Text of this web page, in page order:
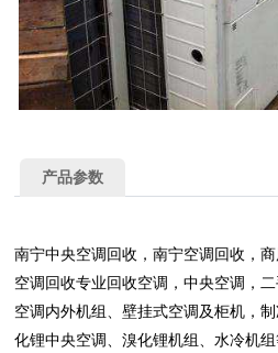
产品参数
南宁中央空调回收，南宁空调回收，
空调回收专业回收空调，中央空调，
空调内外机组、壁挂式空调及柜机，
化锂中央空调、溴化锂机组、水冷机